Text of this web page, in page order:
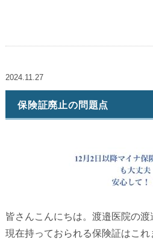
2024.11.27
保険証廃止の問題点
皆さんこんにちは。渡邉医院の
現在持っておられる保険証はこ